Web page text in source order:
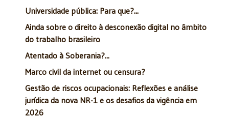
Universidade pública: Para que?...
Ainda sobre o direito à desconexão digital no âmbito
do trabalho brasileiro
Atentado à Soberania?...
Marco civil da internet ou censura?
Gestão de riscos ocupacionais: Reflexões e análise
jurídica da nova NR-1 e os desafios da vigência em
2026